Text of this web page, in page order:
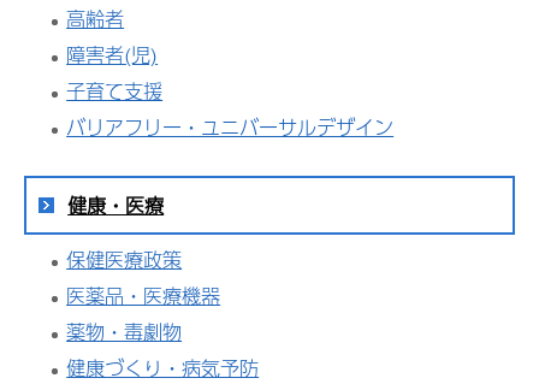
高齢者
障害者(児)
子育て支援
バリアフリー・ユニバーサルデザイン
健康・医療
保健医療政策
医薬品・医療機器
薬物・毒劇物
健康づくり・病気予防